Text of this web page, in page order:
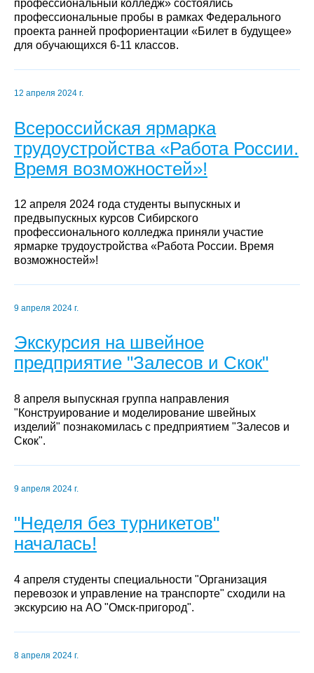
профессиональный колледж» состоялись
профессиональные пробы в рамках Федерального
проекта ранней профориентации «Билет в будущее»
для обучающихся 6-11 классов.
12 апреля 2024 г.
Всероссийская ярмарка
трудоустройства «Работа России.
Время возможностей»!
12 апреля 2024 года студенты выпускных и
предвыпускных курсов Сибирского
профессионального колледжа приняли участие
ярмарке трудоустройства «Работа России. Время
возможностей»!
9 апреля 2024 г.
Экскурсия на швейное
предприятие "Залесов и Скок"
8 апреля выпускная группа направления
"Конструирование и моделирование швейных
изделий" познакомилась с предприятием "Залесов и
Скок".
9 апреля 2024 г.
"Неделя без турникетов"
началась!
4 апреля студенты специальности "Организация
перевозок и управление на транспорте" сходили на
экскурсию на АО "Омск-пригород".
8 апреля 2024 г.